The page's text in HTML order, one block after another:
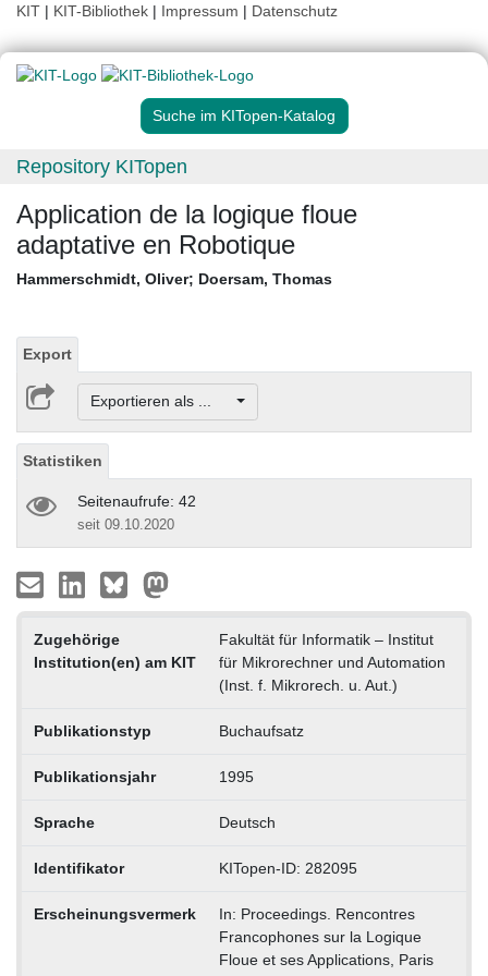
KIT | KIT-Bibliothek | Impressum | Datenschutz
Suche im KITopen-Katalog
Repository KITopen
Application de la logique floue
adaptative en Robotique
Hammerschmidt, Oliver; Doersam, Thomas
Export
Exportieren als ...
Statistiken
Seitenaufrufe: 42
seit 09.10.2020
Zugehörige
Institution(en) am KIT
Fakultät für Informatik – Institut
für Mikrorechner und Automation
(Inst. f. Mikrorech. u. Aut.)
Publikationstyp Buchaufsatz
Publikationsjahr 1995
Sprache Deutsch
Identifikator KITopen-ID: 282095
Erscheinungsvermerk
In: Proceedings. Rencontres
Francophones sur la Logique
Floue et ses Applications, Paris